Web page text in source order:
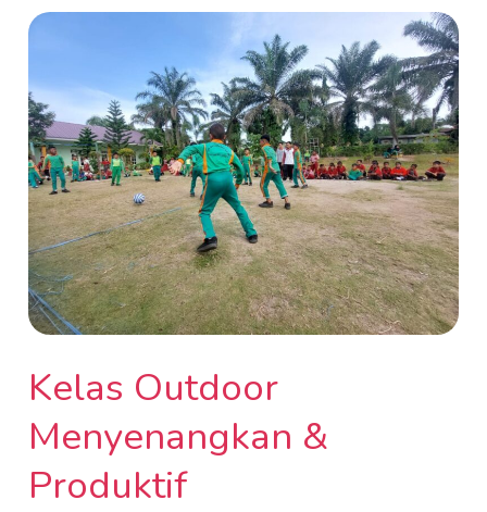
Kelas Outdoor
Menyenangkan &
Produktif
Kelas
Menyenangkan
&
Produktif